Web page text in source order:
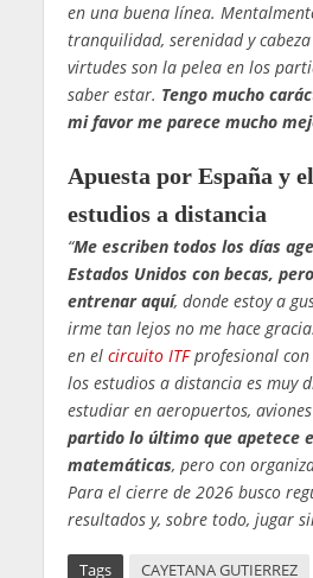
en una buena línea.
tranquilidad, serenidad y
virtudes son la pelea en los
saber estar. Tengo mucho
mi favor me parece mucho
Apuesta por España y
estudios a distancia
“Me escriben todos los días
Estados Unidos con becas,
entrenar aquí, donde estoy a
irme tan lejos no me hace
en el circuito ITFprofesional con
los estudios a distancia es muy
estudiar en aeropuertos,
partido lo último que apetece
matemáticas, pero con
Para el cierre de 2026 busco
resultados y, sobre todo, jugar
Tags CAYETANA GUTIERREZ